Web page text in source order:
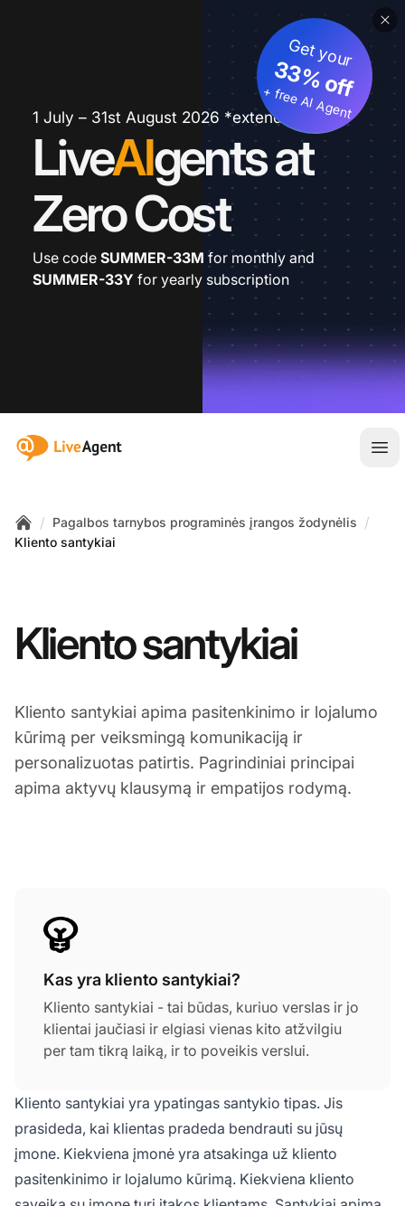
1 July – 31st August 2026 *extended
LiveAIgents at
Zero Cost
Get your
33% off
+ free AI Agent
Use code SUMMER-33M for monthly and
SUMMER-33Y for yearly subscription
:site.title
Home
/ Pagalbos tarnybos programinės įrangos žodynėlis /
Kliento santykiai
Kliento santykiai
Kliento santykiai apima pasitenkinimo ir lojalumo
kūrimą per veiksmingą komunikaciją ir
personalizuotas patirtis. Pagrindiniai principai
apima aktyvų klausymą ir empatijos rodymą.
Kas yra kliento santykiai?
Kliento santykiai - tai būdas, kuriuo verslas ir jo
klientai jaučiasi ir elgiasi vienas kito atžvilgiu
per tam tikrą laiką, ir to poveikis verslui.
Kliento santykiai yra ypatingas santykio tipas. Jis
prasideda, kai klientas pradeda bendrauti su jūsų
įmone. Kiekviena įmonė yra atsakinga už kliento
pasitenkinimo ir lojalumo kūrimą. Kiekviena kliento